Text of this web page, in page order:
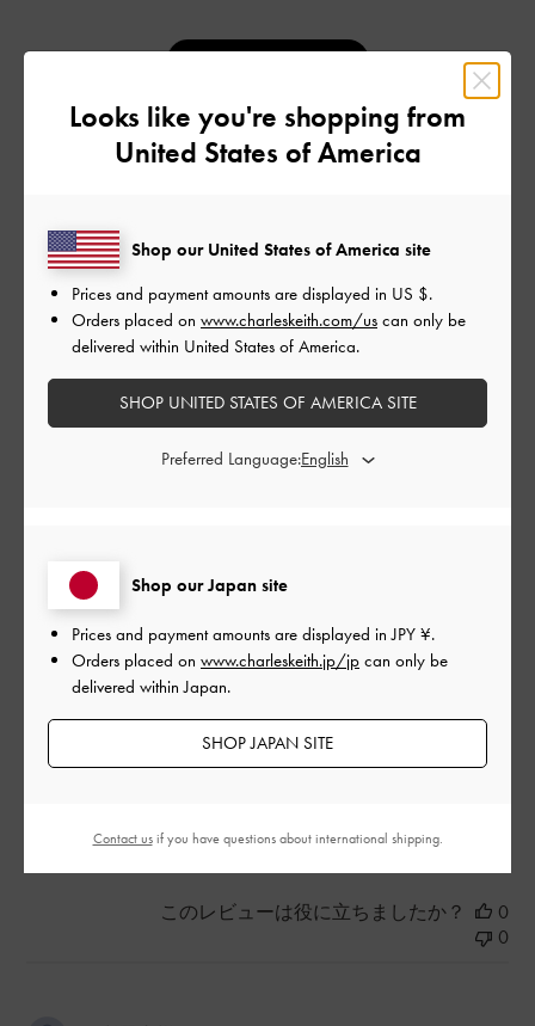
ご利用者様
とても使いやすいです！
カードもたくさん入るし、軽くて持ち運びやすいし、上品なデ
サイズ: その他（シューズ以外） |
デザイン
とてもよかった
品質
とてもよかった
もっと見る
2026-04-26
このレビューは役に立ちましたか？
0
0
Looks like you're shopping from
United States of America
Shop our Japan site
Prices and payment amounts are displayed inJPY ¥.
Orders placed on www.charleskeith.jp/jp can only be
delivered within Japan.
SHOP JAPAN SITE
Shop our United States of America site
Prices and payment amounts are displayed in US $.
Orders placed on www.charleskeith.com/us can only be
delivered within United States of America.
SHOP UNITED STATES OF AMERICA SITE
Preferred Language:
Contact usif you have questions about international shipping.